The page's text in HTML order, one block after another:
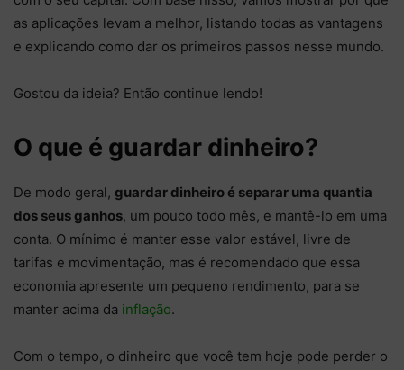
as aplicações levam a melhor, listando todas as vantagens
e explicando como dar os primeiros passos nesse mundo.
Gostou da ideia? Então continue lendo!
O que é guardar dinheiro?
De modo geral, guardar dinheiro é separar uma quantia
dos seus ganhos, um pouco todo mês, e mantê-lo em uma
conta. O mínimo é manter esse valor estável, livre de
tarifas e movimentação, mas é recomendado que essa
economia apresente um pequeno rendimento, para se
manter acima da inflação.
Com o tempo, o dinheiro que você tem hoje pode perder o